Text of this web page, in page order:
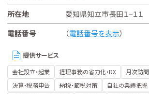
所在地
愛知県知立市長田１−１１
電話番号
（電話番号を表示）
提供サービス
会社設立・起業 経理事務の省力化・DX 月次訪問
決算・税務申告
納税・節税対策 自社の業績把握